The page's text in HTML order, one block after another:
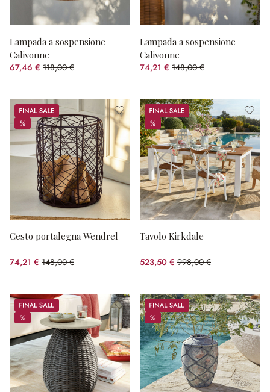
Lampada a sospensione
Calivonne
67,46 € 118,00 €
(risparmio 42.83%)
Lampada a sospensione
Calivonne
74,21 € 148,00 €
(risparmio 49.86%)
Sale
%
%
Cesto portalegna Wendrel
74,21 € 148,00 €
(risparmio 49.86%)
Sale
%
%
Tavolo Kirkdale
523,50 € 998,00 €
(risparmio 47.55%)
Sale
%
%
Sale
%
%